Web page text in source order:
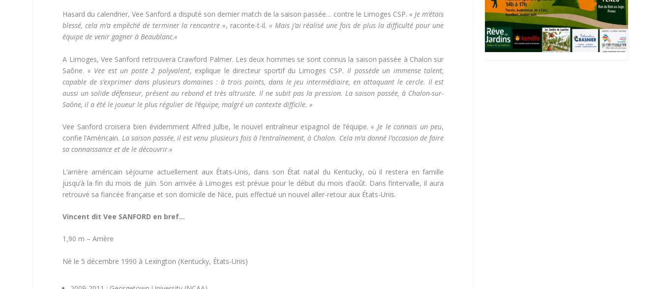
Hasard du calendrier, Vee Sanford a disputé son dernier match de la saison passée… contre le Limoges CSP.« Je m’étais
blessé, cela m’a empêché de terminer la rencontre », raconte-t-il. « Mais j’ai réalisé une fois de plus la difficulté pour une
équipe de venir gagner à Beaublanc.«
A Limoges, Vee Sanford retrouvera Crawford Palmer. Les deux hommes se sont connus la saison passée à Chalon sur
Saône. « Vee est un poste 2 polyvalent, explique le directeur sportif du Limoges CSP. Il possède un immense talent,
capable de s’exprimer dans plusieurs domaines : à trois points, dans le jeu intermédiaire, en attaquant le cercle. Il est
aussi un solide défenseur, présent au rebond et très altruiste. Il ne subit pas la pression. La saison passée, à Chalon-sur-
Saône, il a été le joueur le plus régulier de l’équipe, malgré un contexte difficile. »
Vee Sanford croisera bien évidemment Alfred Julbe, le nouvel entraîneur espagnol de l’équipe.« Je le connais un peu,
confie l’Américain. La saison passée, il est venu plusieurs fois à l’entraînement, à Chalon. Cela m’a donné l’occasion de faire
sa connaissance et de le découvrir.«
L’arrière américain séjourne actuellement aux États-Unis, dans son État natal du Kentucky, où il restera en famille
jusqu’à la fin du mois de juin. Son arrivée à Limoges est prévue pour le début du mois d’août. Dans l’intervalle, il aura
retrouvé sa fiancée française et son domicile de Nice, puis effectué un nouvel aller-retour aux États-Unis.
Vincent dit Vee SANFORD en bref…
1,90 m – Arrière
Né le 5 décembre 1990 à Lexington (Kentucky, États-Unis)